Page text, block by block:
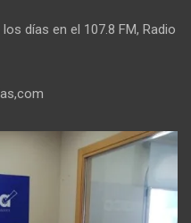
días en el 107.8 FM, Radio